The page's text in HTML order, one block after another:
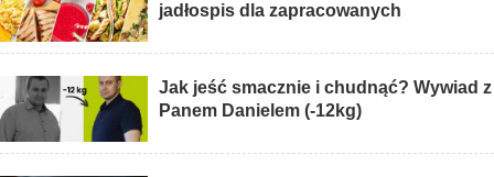
jadłospis dla zapracowanych
Jak jeść smacznie i chudnąć? Wywiad z
Panem Danielem (-12kg)